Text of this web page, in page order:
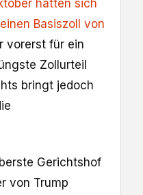
hatten sich
Basiszoll von
vorerst für ein
Zollurteil
bringt jedoch
Gerichtshof
von Trump